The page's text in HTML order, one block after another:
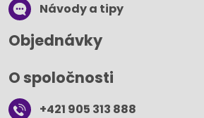
Návody a tipy
Objednávky
O spoločnosti
+421 905 313 888